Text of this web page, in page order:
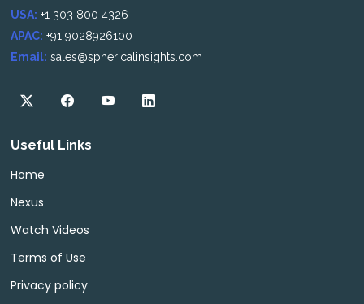
USA: +1 303 800 4326
APAC: +91 9028926100
Email: sales@sphericalinsights.com
Useful Links
Home
Nexus
Watch Videos
Terms of Use
Privacy policy